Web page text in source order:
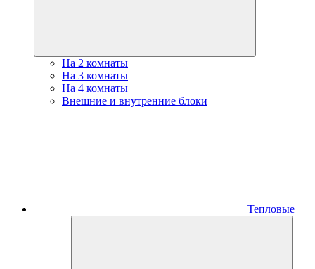
На 2 комнаты
На 3 комнаты
На 4 комнаты
Внешние и внутренние блоки
Тепловые